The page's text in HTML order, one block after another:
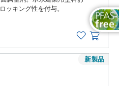
ッキング性を付与。
新製品